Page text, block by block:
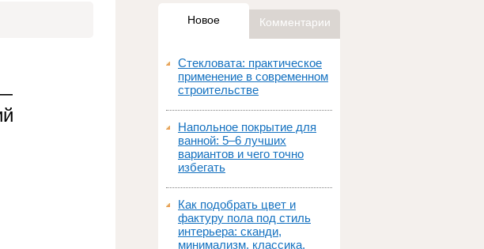
Новое Комментарии
Стекловата: практическое
применение в современном
строительстве
Напольное покрытие для
ванной: 5–6 лучших
вариантов и чего точно
избегать
Как подобрать цвет и
фактуру пола под стиль
интерьера: сканди,
минимализм, классика,